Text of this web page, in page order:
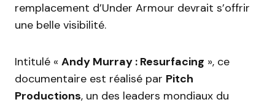
remplacement d’Under Armour devrait s’offrir
une belle visibilité.
Intitulé « Andy Murray : Resurfacing », ce
documentaire est réalisé par Pitch
Productions, un des leaders mondiaux du